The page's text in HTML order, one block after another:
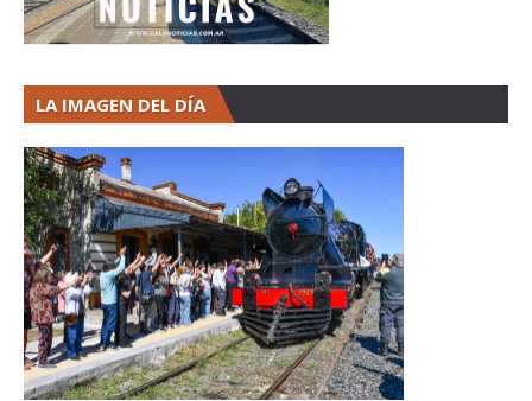
LA IMAGEN DEL DÍA